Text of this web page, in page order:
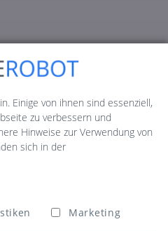
Einige von ihnen sind essenziell,
zu verbessern und
Hinweise zur Verwendung von
sich in der
Marketing